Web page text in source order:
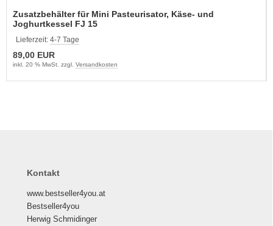
Zusatzbehälter für Mini Pasteurisator, Käse- und
Joghurtkessel FJ 15
Lieferzeit: 4-7 Tage
89,00 EUR
inkl. 20 % MwSt. zzgl. Versandkosten
Kontakt
www.bestseller4you.at
Bestseller4you
Herwig Schmidinger